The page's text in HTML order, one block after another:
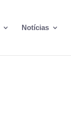
Notícias